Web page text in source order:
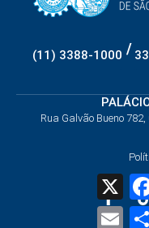
(11) 3388-1000 /
Rua Galvão Bueno
X